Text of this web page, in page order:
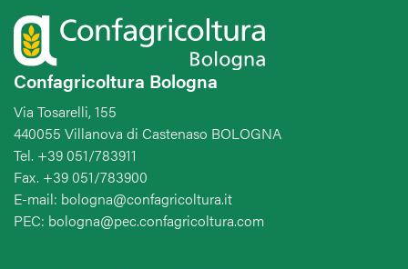
Confagricoltura Bologna
Via Tosarelli, 155
440055 Villanova di Castenaso BOLOGNA
Tel. +39 051/783911
Fax. +39 051/783900
E-mail: bologna@confagricoltura.it
PEC: bologna@pec.confagricoltura.com